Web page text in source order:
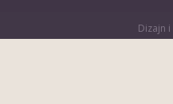
Dizajn